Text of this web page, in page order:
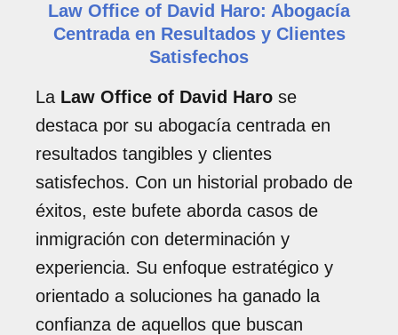
Law Office of David Haro: Abogacía
Centrada en Resultados y Clientes
Satisfechos
La Law Office of David Haro se
destaca por su abogacía centrada en
resultados tangibles y clientes
satisfechos. Con un historial probado de
éxitos, este bufete aborda casos de
inmigración con determinación y
experiencia. Su enfoque estratégico y
orientado a soluciones ha ganado la
confianza de aquellos que buscan